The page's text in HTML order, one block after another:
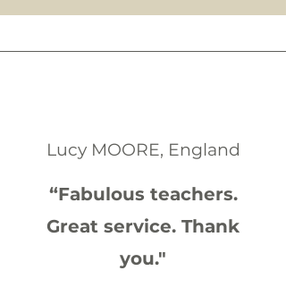
Lucy MOORE, England
“Fabulous teachers.
Great service. Thank
you."